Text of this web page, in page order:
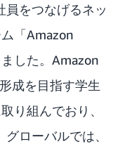
員をつなげるネッ
「Amazon
した。Amazon
成を目指す学生
り組んでおり、
ローバルでは、